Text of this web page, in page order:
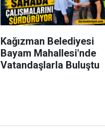
Kağızman Belediyesi
Bayam Mahallesi'nde
Vatandaşlarla Buluştu